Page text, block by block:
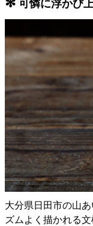
✻ 可憐に浮かび
大分県日田市の山
ズムよく描かれる